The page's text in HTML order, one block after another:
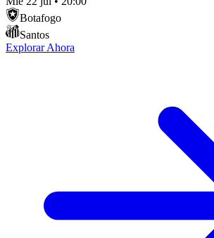
Botafogo
Santos
Explorar Ahora